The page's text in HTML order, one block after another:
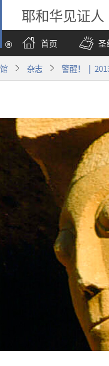
耶和华见证人
首页
圣
杂志 警醒！ |